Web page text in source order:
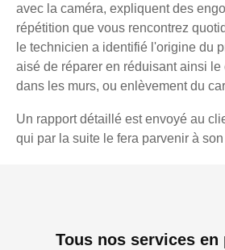
avec la caméra, expliquent des
répétition que vous rencontrez
le technicien a identifié l'origine du
aisé de réparer en réduisant ainsi le
dans les murs, ou enlèvement du
Un rapport détaillé est envoyé au
qui par la suite le fera parvenir à
Tous nos services en